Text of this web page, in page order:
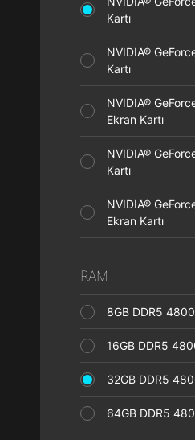
Kartı
NVIDIA®
Kartı
NVIDIA®
Ekran Kartı
NVIDIA®
Kartı
NVIDIA®
Ekran Kartı
RAM
8GB DDR5
16GB DDR5
32GB DDR5
64GB DDR5